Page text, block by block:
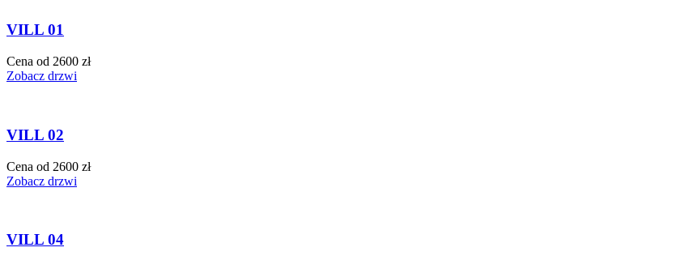
VILL 01
Cena od 2600 zł
Zobacz drzwi
VILL 02
Cena od 2600 zł
Zobacz drzwi
VILL 04